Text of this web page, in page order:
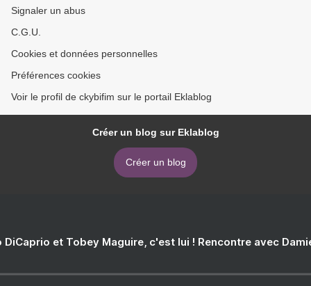
Signaler un abus
C.G.U.
Cookies et données personnelles
Préférences cookies
Voir le profil de ckybifim sur le portail Eklablog
Créer un blog sur Eklablog
Créer un blog
DiCaprio et Tobey Maguire, c'est lui ! Rencontre avec